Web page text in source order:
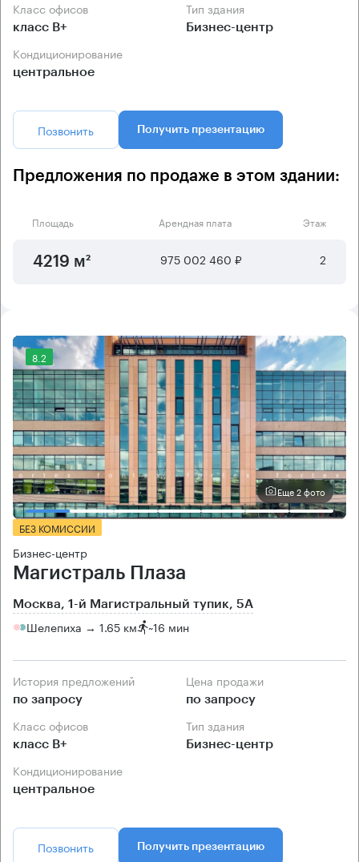
Класс офисов
класс B+
Тип здания
Бизнес-центр
Кондиционирование
центральное
Позвонить Получить презентацию
Предложения по продаже в этом здании:
Площадь Арендная плата Этаж
4219 м² 975 002 460 ₽ 2
8.2
Еще 2 фото
БЕЗ КОМИССИИ
Бизнес-центр
Магистраль Плаза
Москва, 1-й Магистральный тупик, 5А
Шелепиха → 1.65 км ~16 мин
История предложений
по запросу
Цена продажи
по запросу
Класс офисов
класс B+
Тип здания
Бизнес-центр
Кондиционирование
центральное
Позвонить Получить презентацию